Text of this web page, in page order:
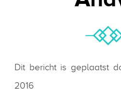
Dit bericht is geplaatst
2016